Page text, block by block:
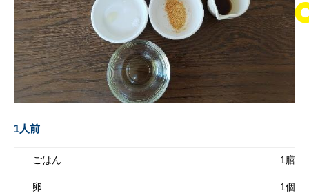
1人前
ごはん 1膳
卵 1個